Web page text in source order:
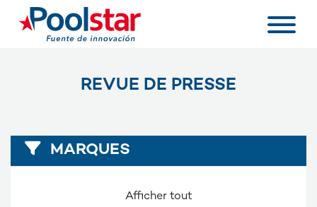
REVUE DE PRESSE
MARQUES
Afficher tout